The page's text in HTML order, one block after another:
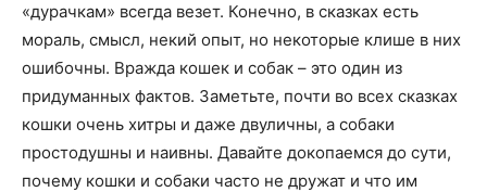
«дурачкам» всегда везет. Конечно, в сказках есть
мораль, смысл, некий опыт, но некоторые клише в них
ошибочны. Вражда кошек и собак – это один из
придуманных фактов. Заметьте, почти во всех сказках
кошки очень хитры и даже двуличны, а собаки
простодушны и наивны. Давайте докопаемся до сути,
почему кошки и собаки часто не дружат и что им